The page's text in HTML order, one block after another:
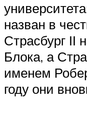
назван в
Страсбург
Блока, а
именем
году они